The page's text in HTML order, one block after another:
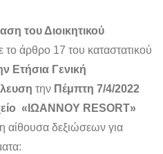
του Διοικητικού
άρθρο 17 του καταστατικού
Ετήσια Γενική
την Πέμπτη 7/4/2022
«ΙΩΑΝΝΟΥ RESORT»
αίθουσα δεξιώσεων για